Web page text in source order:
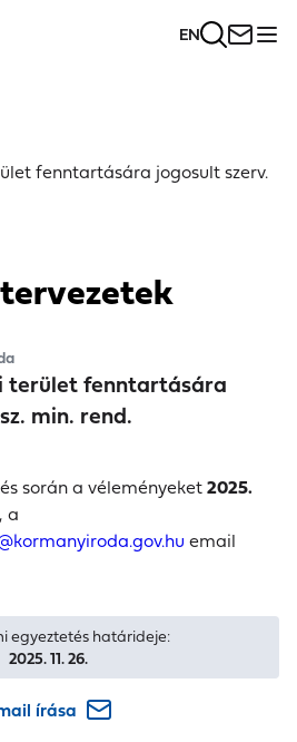
EN
fenntartására jogosult szerv.
terület fenntartására
min. rend.
során a véleményeket2025.
a
email
egyeztetés határideje:
2025. 11. 26.
írása